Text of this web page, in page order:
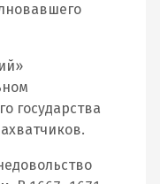
государства